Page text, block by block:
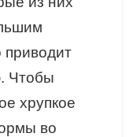
приводит
Чтобы
хрупкое
во